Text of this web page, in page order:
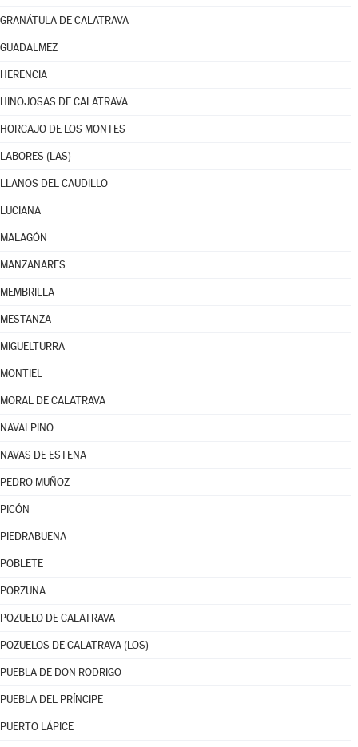
GRANÁTULA DE CALATRAVA
GUADALMEZ
HERENCIA
HINOJOSAS DE CALATRAVA
HORCAJO DE LOS MONTES
LABORES (LAS)
LLANOS DEL CAUDILLO
LUCIANA
MALAGÓN
MANZANARES
MEMBRILLA
MESTANZA
MIGUELTURRA
MONTIEL
MORAL DE CALATRAVA
NAVALPINO
NAVAS DE ESTENA
PEDRO MUÑOZ
PICÓN
PIEDRABUENA
POBLETE
PORZUNA
POZUELO DE CALATRAVA
POZUELOS DE CALATRAVA (LOS)
PUEBLA DE DON RODRIGO
PUEBLA DEL PRÍNCIPE
PUERTO LÁPICE